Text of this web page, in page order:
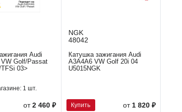
Audi
Golf/Passat
03>
1 шт.
от2 460 ₽
NGK
48042
Катушка зажигания Audi
A3A4A6 VW Golf 20i 04
U5015NGK
Купить от 1 820 ₽